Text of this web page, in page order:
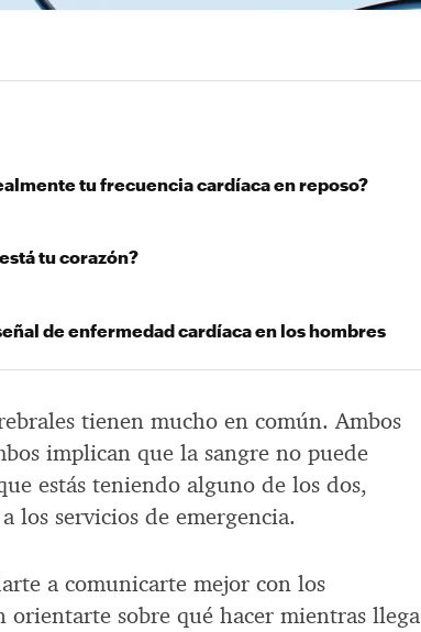
tienen mucho en común. Ambos
implican que la sangre no puede
estás teniendo alguno de los dos,
los servicios de emergencia.
a comunicarte mejor con los
orientarte sobre qué hacer mientras llega
tu frecuencia cardíaca en reposo?
tu corazón?
de enfermedad cardíaca en los hombres